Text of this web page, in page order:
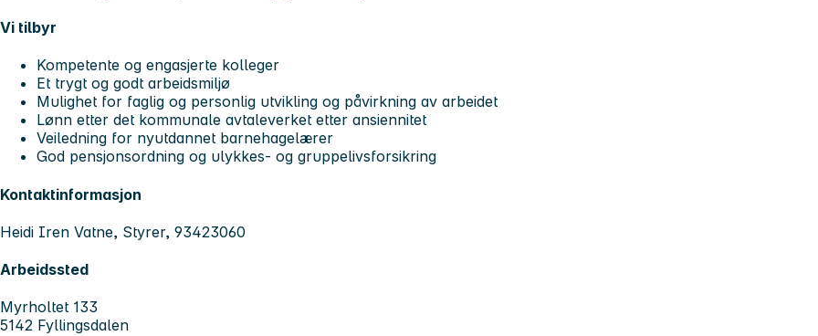
Vi tilbyr
Kompetente og engasjerte kolleger
Et trygt og godt arbeidsmiljø
Mulighet for faglig og personlig utvikling og påvirkning av arbeidet
Lønn etter det kommunale avtaleverket etter ansiennitet
Veiledning for nyutdannet barnehagelærer
God pensjonsordning og ulykkes- og gruppelivsforsikring
Kontaktinformasjon
Heidi Iren Vatne, Styrer, 93423060
Arbeidssted
Myrholtet 133
5142 Fyllingsdalen